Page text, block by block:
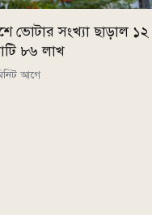
ভোটার সংখ্যা ছাড়াল ১২
৮৬ লাখ
আগে